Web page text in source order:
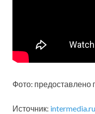
Фото: предоставлено
Источник: intermedia.ru